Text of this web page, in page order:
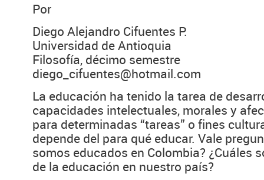
Por
Diego Alejandro Cifuentes P.
Universidad de Antioquia
Filosofía, décimo semestre
diego_cifuentes@hotmail.com
La educación ha tenido la tarea de
capacidades intelectuales, morales y
para determinadas “tareas” o fines
depende del para qué educar. Vale
somos educados en Colombia? ¿Cuáles
de la educación en nuestro país?